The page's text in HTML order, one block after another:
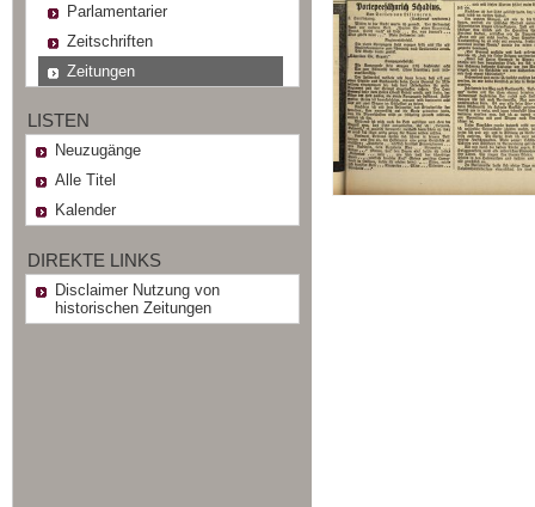
Parlamentarier
Zeitschriften
Zeitungen
LISTEN
Neuzugänge
Alle Titel
Kalender
DIREKTE LINKS
Disclaimer Nutzung von
historischen Zeitungen